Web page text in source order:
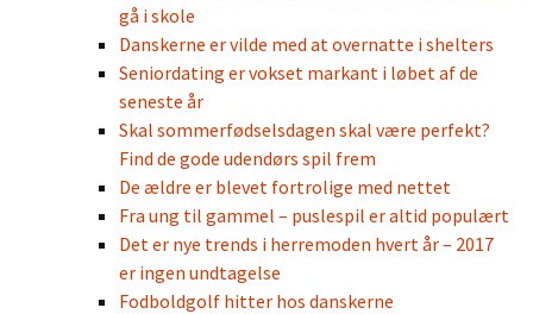
gå i skole
Danskerne er vilde med at overnatte i shelters
Seniordating er vokset markant i løbet af de
seneste år
Skal sommerfødselsdagen skal være perfekt?
Find de gode udendørs spil frem
De ældre er blevet fortrolige med nettet
Fra ung til gammel – puslespil er altid populært
Det er nye trends i herremoden hvert år – 2017
er ingen undtagelse
Fodboldgolf hitter hos danskerne